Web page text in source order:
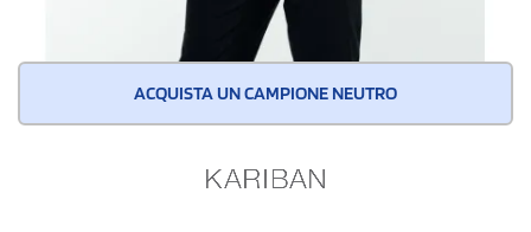
ACQUISTA UN CAMPIONE NEUTRO